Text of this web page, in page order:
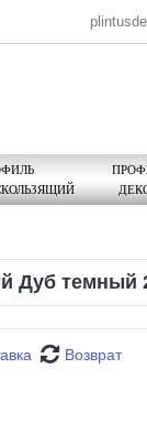
Дуб темный
Возврат